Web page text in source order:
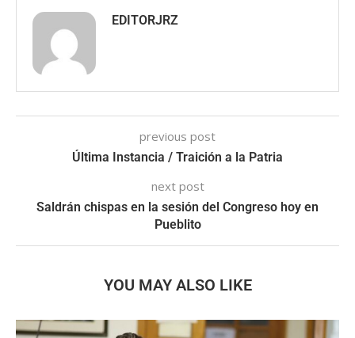
EDITORJRZ
previous post
Última Instancia / Traición a la Patria
next post
Saldrán chispas en la sesión del Congreso hoy en
Pueblito
YOU MAY ALSO LIKE